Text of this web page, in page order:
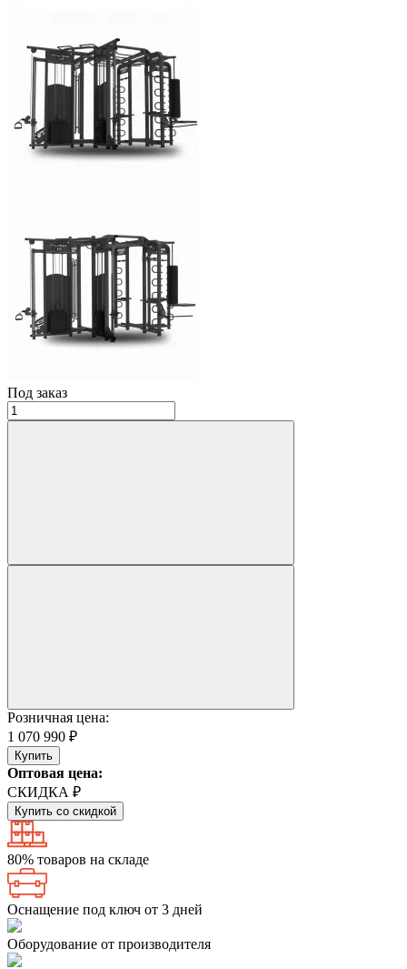
Под заказ
Розничная цена:
1 070 990 ₽
Купить
Оптовая цена:
СКИДКА ₽
Купить со скидкой
80% товаров на складе
Оснащение под ключ от 3 дней
Оборудование от производителя